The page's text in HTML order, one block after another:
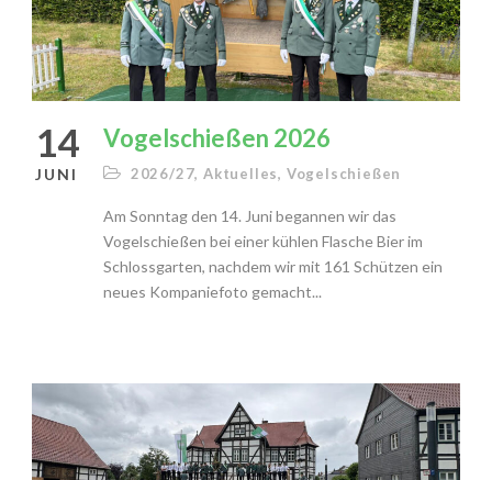
14
JUNI
Vogelschießen 2026
2026/27, Aktuelles, Vogelschießen
Am Sonntag den 14. Juni begannen wir das
Vogelschießen bei einer kühlen Flasche Bier im
Schlossgarten, nachdem wir mit 161 Schützen ein
neues Kompaniefoto gemacht...